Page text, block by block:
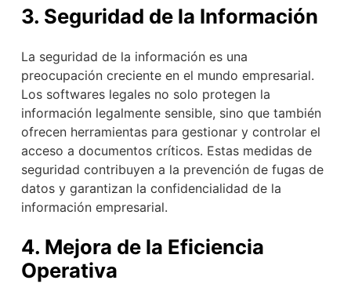
3. Seguridad de la Información
La seguridad de la información es una
preocupación creciente en el mundo empresarial.
Los softwares legales no solo protegen la
información legalmente sensible, sino que también
ofrecen herramientas para gestionar y controlar el
acceso a documentos críticos. Estas medidas de
seguridad contribuyen a la prevención de fugas de
datos y garantizan la confidencialidad de la
información empresarial.
4. Mejora de la Eficiencia
Operativa